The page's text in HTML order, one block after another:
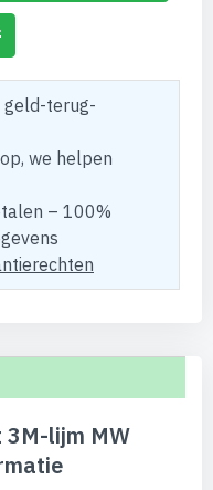
terug-
we helpen
– 100%
3M-lijm MW